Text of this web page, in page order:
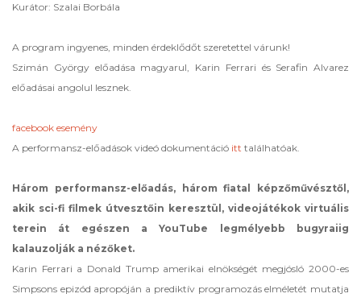
Kurátor: Szalai Borbála
A program ingyenes, minden érdeklődőt szeretettel várunk!
Szimán György előadása magyarul, Karin Ferrari és Serafin Alvarez
előadásai angolul lesznek.
facebook esemény
A performansz-előadások videó dokumentáció itt találhatóak.
Három performansz-előadás, három fiatal képzőművésztől,
akik sci-fi filmek útvesztőin keresztül, videojátékok virtuális
terein át egészen a YouTube legmélyebb bugyraiig
kalauzolják a nézőket.
Karin Ferrari a Donald Trump amerikai elnökségét megjósló 2000-es
Simpsons epizód apropóján a prediktív programozás elméletét mutatja